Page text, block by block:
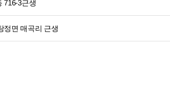
716-3근생
정면 매곡리 근생